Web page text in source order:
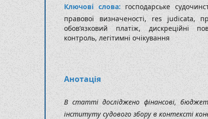
Ключові слова:господарське
правової визначеності, res judicata,
обов’язковий платіж, дискреційні
контроль, легітимні очікування
Анотація
В статті досліджено фінансові,
інституту судового збору в контексті